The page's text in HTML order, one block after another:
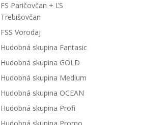
FS Paričovčan + ĽS
Trebišovčan
FSS Vorodaj
Hudobná skupina Fantasic
Hudobná skupina GOLD
Hudobná skupina Medium
Hudobná skupina OCEAN
Hudobná skupina Profi